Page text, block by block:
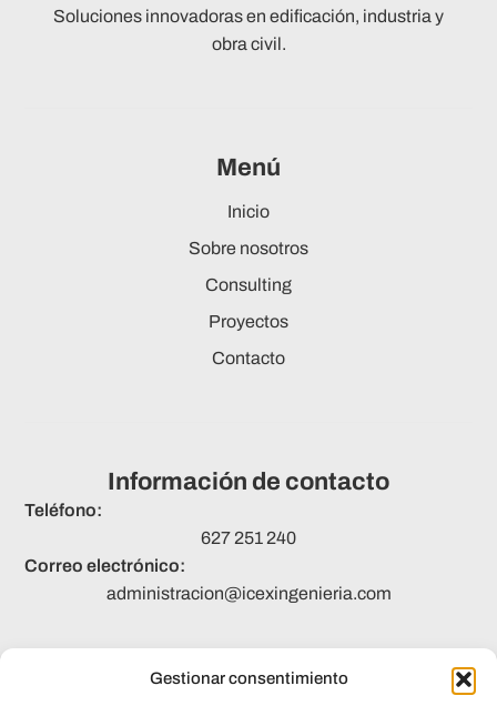
Gestionar consentimiento
Soluciones innovadoras en edificación, industria y
obra civil.
Menú
Inicio
Sobre nosotros
Consulting
Proyectos
Contacto
Información de contacto
Teléfono:
627 251 240
Correo electrónico:
administracion@icexingenieria.com